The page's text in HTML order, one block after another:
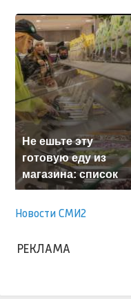
Не ешьте эту
готовую еду из
магазина: список
Новости СМИ2
РЕКЛАМА